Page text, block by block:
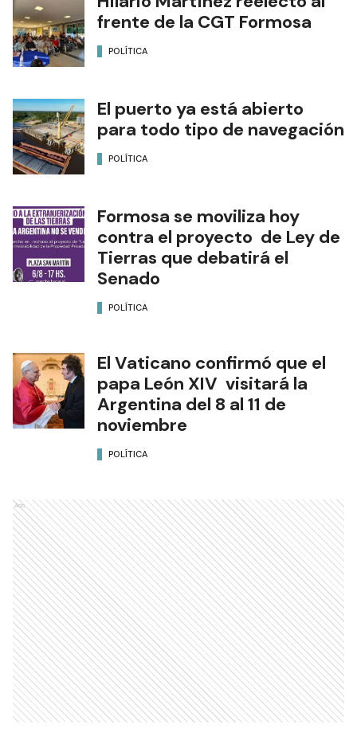
frente de la CGT Formosa
POLÍTICA
El puerto ya está abierto
para todo tipo de navegación
POLÍTICA
Formosa se moviliza hoy
contra el proyecto de Ley de
Tierras que debatirá el
Senado
POLÍTICA
El Vaticano confirmó que el
papa León XIV visitará la
Argentina del 8 al 11 de
noviembre
POLÍTICA
Ads